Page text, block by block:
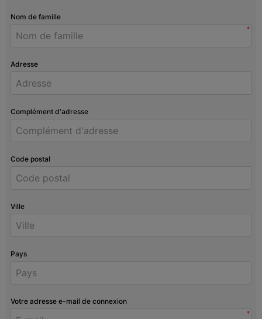
Nom de famille
*
Adresse
Complément d'adresse
Code postal
Ville
Pays
Votre adresse e-mail de connexion
*